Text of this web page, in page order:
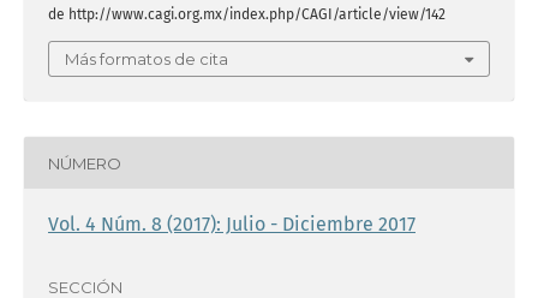
de http://www.cagi.org.mx/index.php/CAGI/article/view/142
Más formatos de cita
NÚMERO
Vol. 4 Núm. 8 (2017): Julio - Diciembre 2017
SECCIÓN